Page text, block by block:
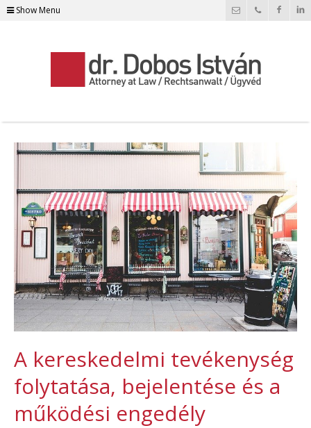
Show Menu
A kereskedelmi tevékenység
folytatása, bejelentése és a
működési engedély